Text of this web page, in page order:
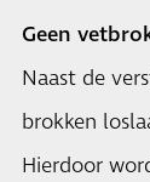
Geen
Naast de
brokken
Hierdoor